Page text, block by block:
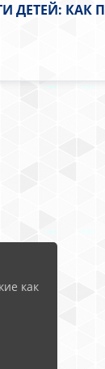
ДЕТЕЙ: КАК
как